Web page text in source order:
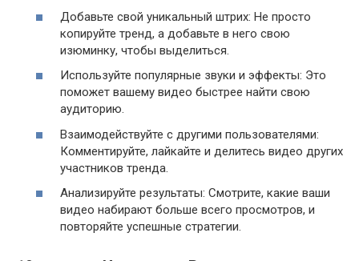
Добавьте свой уникальный штрих: Не просто
копируйте тренд, а добавьте в него свою
изюминку, чтобы выделиться.
Используйте популярные звуки и эффекты: Это
поможет вашему видео быстрее найти свою
аудиторию.
Взаимодействуйте с другими пользователями:
Комментируйте, лайкайте и делитесь видео других
участников тренда.
Анализируйте результаты: Смотрите, какие ваши
видео набирают больше всего просмотров, и
повторяйте успешные стратегии.